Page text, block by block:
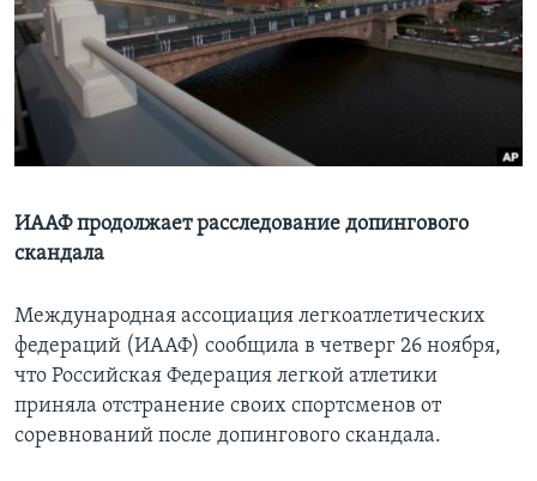
Learning English
СОЦИАЛЬНЫЕ СЕТИ
Языки
ИААФ продолжает расследование допингового
скандала
Международная ассоциация легкоатлетических
федераций (ИААФ) сообщила в четверг 26 ноября,
что Российская Федерация легкой атлетики
приняла отстранение своих спортсменов от
соревнований после допингового скандала.